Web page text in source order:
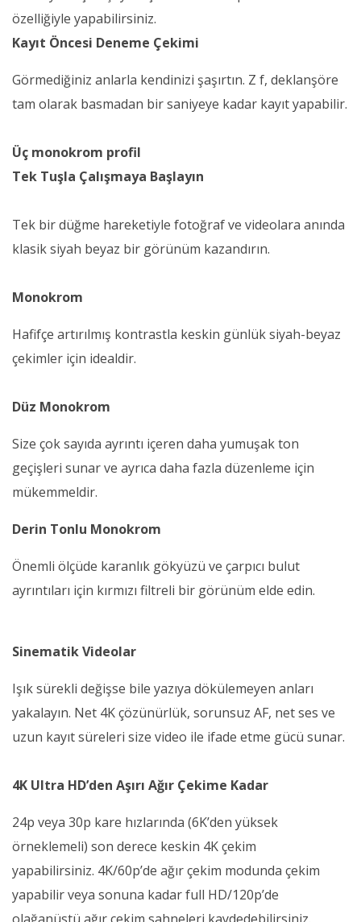
özelliğiyle yapabilirsiniz.
Kayıt Öncesi Deneme Çekimi
Görmediğiniz anlarla kendinizi şaşırtın. Z f, deklanşöre
tam olarak basmadan bir saniyeye kadar kayıt yapabilir.
Üç monokrom profil
Tek Tuşla Çalışmaya Başlayın
Tek bir düğme hareketiyle fotoğraf ve videolara anında
klasik siyah beyaz bir görünüm kazandırın.
Monokrom
Hafifçe artırılmış kontrastla keskin günlük siyah-beyaz
çekimler için idealdir.
Düz Monokrom
Size çok sayıda ayrıntı içeren daha yumuşak ton
geçişleri sunar ve ayrıca daha fazla düzenleme için
mükemmeldir.
Derin Tonlu Monokrom
Önemli ölçüde karanlık gökyüzü ve çarpıcı bulut
ayrıntıları için kırmızı filtreli bir görünüm elde edin.
Sinematik Videolar
Işık sürekli değişse bile yazıya dökülemeyen anları
yakalayın. Net 4K çözünürlük, sorunsuz AF, net ses ve
uzun kayıt süreleri size video ile ifade etme gücü sunar.
4K Ultra HD’den Aşırı Ağır Çekime Kadar
24p veya 30p kare hızlarında (6K’den yüksek
örneklemeli) son derece keskin 4K çekim
yapabilirsiniz. 4K/60p’de ağır çekim modunda çekim
yapabilir veya sonuna kadar full HD/120p’de